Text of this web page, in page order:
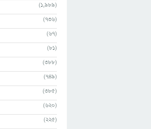
(1,989)
(736)
(67)
(81)
(388)
(749)
(385)
(620)
(225)